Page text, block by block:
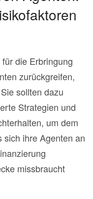
die Erbringung
zurückgreifen,
sollten dazu
Strategien und
um dem
sich ihre Agenten an
missbraucht